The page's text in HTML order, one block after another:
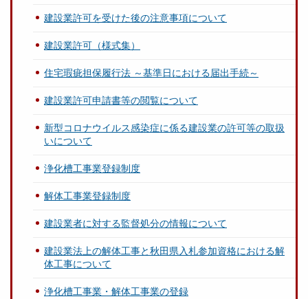
建設業許可を受けた後の注意事項について
建設業許可（様式集）
住宅瑕疵担保履行法 ～基準日における届出手続～
建設業許可申請書等の閲覧について
新型コロナウイルス感染症に係る建設業の許可等の取扱
いについて
浄化槽工事業登録制度
解体工事業登録制度
建設業者に対する監督処分の情報について
建設業法上の解体工事と秋田県入札参加資格における解
体工事について
浄化槽工事業・解体工事業の登録